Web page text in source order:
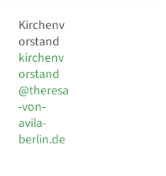
Kirchenv
orstand
kirchenv
orstand
@theresa
-von-
avila-
berlin.de